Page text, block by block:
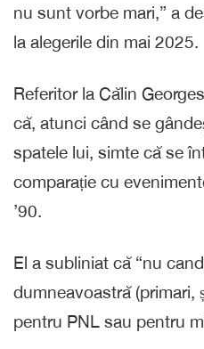
nu sunt vorbe mari,” a
la alegerile din mai 2025.
Referitor la Călin
că, atunci când se
spatele lui, simte că se
comparație cu
’90.
El a subliniat că “nu
dumneavoastră (primari,
pentru PNL sau pentru